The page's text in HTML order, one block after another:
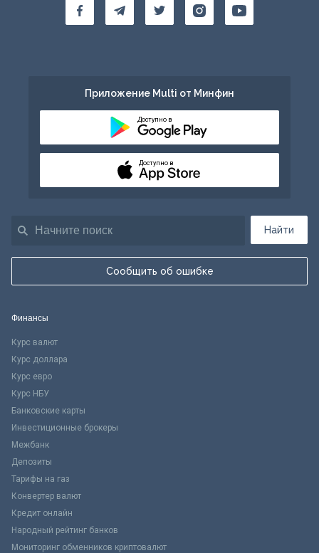
Найти
Сообщить об ошибке
Приложение Multi от Минфин
Доступно в
Доступно в
Финансы
Курс валют
Курс доллара
Курс евро
Курс НБУ
Банковские карты
Инвестиционные брокеры
Межбанк
Депозиты
Тарифы на газ
Конвертер валют
Кредит онлайн
Народный рейтинг банков
Мониторинг обменников криптовалют